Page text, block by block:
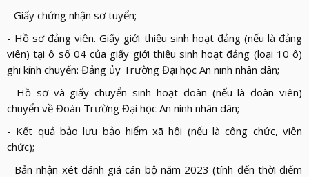
- Giấy chứng nhận sơ tuyển;
- Hồ sơ đảng viên. Giấy giới thiệu sinh hoạt đảng (nếu là đảng
viên) tại ô số 04 của giấy giới thiệu sinh hoạt đảng (loại 10 ô)
ghi kính chuyển: Đảng ủy Trường Đại học An ninh nhân dân;
- Hồ sơ và giấy chuyển sinh hoạt đoàn (nếu là đoàn viên)
chuyển về Đoàn Trường Đại học An ninh nhân dân;
- Kết quả bảo lưu bảo hiểm xã hội (nếu là công chức, viên
chức);
- Bản nhận xét đánh giá cán bộ năm 2023 (tính đến thời điểm